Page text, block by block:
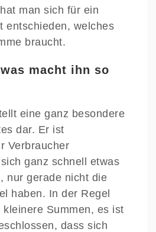
man sich für ein
entschieden, welches
braucht.
macht ihn so
eine ganz besondere
dar. Er ist
Verbraucher
ganz schnell etwas
nur gerade nicht die
haben. In der Regel
Summen, es ist
dass sich